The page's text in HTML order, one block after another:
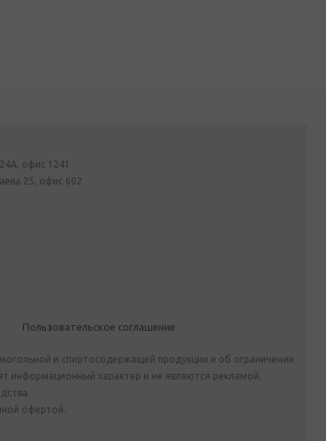
офис 1241
25, офис 602
Пользовательское соглашение
и спиртосодержащей продукции и об ограничении
информационный характер и не являются рекламой.
офертой.